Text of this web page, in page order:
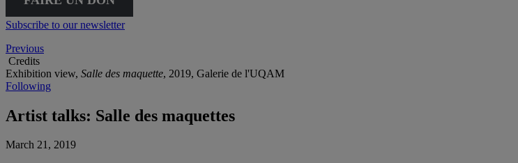
Subscribe to our newsletter
Previous
Credits
Exhibition view, Salle des maquette, 2019, Galerie de l'UQAM
Following
Artist talks: Salle des maquettes
March 21, 2019